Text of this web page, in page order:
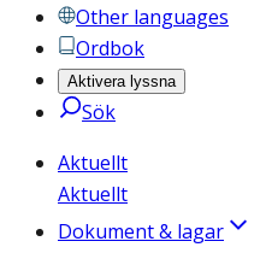
Other languages
Ordbok
Aktivera lyssna
Sök
Aktuellt
Aktuellt
Dokument & lagar